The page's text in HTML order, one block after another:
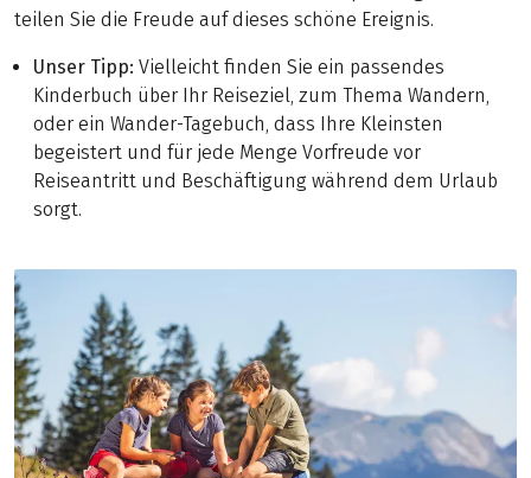
teilen Sie die Freude auf dieses schöne Ereignis.
Unser Tipp: Vielleicht finden Sie ein passendes
Kinderbuch über Ihr Reiseziel, zum Thema Wandern,
oder ein Wander-Tagebuch, dass Ihre Kleinsten
begeistert und für jede Menge Vorfreude vor
Reiseantritt und Beschäftigung während dem Urlaub
sorgt.